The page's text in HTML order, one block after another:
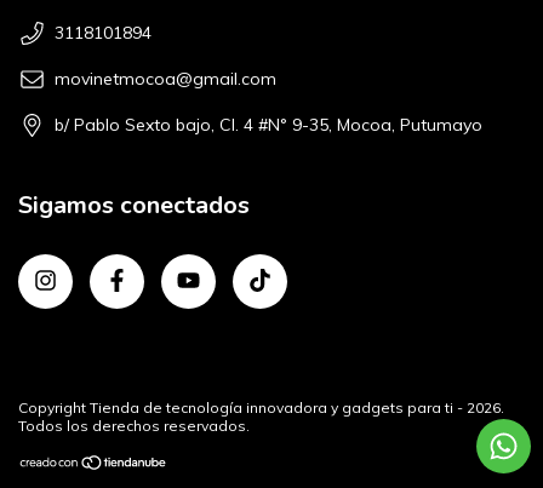
3118101894
movinetmocoa@gmail.com
b/ Pablo Sexto bajo, Cl. 4 #N° 9-35, Mocoa, Putumayo
Sigamos conectados
Copyright Tienda de tecnología innovadora y gadgets para ti - 2026.
Todos los derechos reservados.